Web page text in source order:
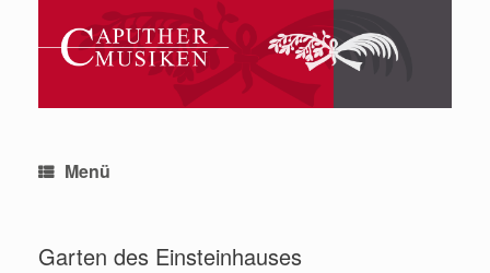
springen
Menü
Garten des Einsteinhauses